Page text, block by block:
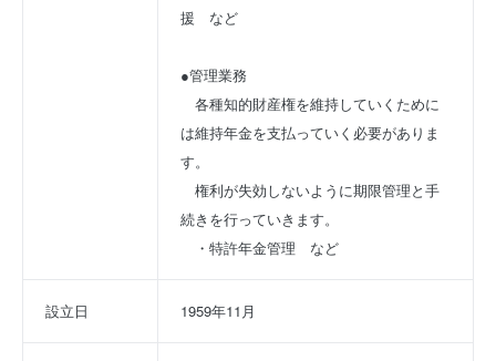
援　など
●管理業務
各種知的財産権を維持していくために
は維持年金を支払っていく必要がありま
す。
権利が失効しないように期限管理と手
続きを行っていきます。
・特許年金管理　など
設立日 1959年11月